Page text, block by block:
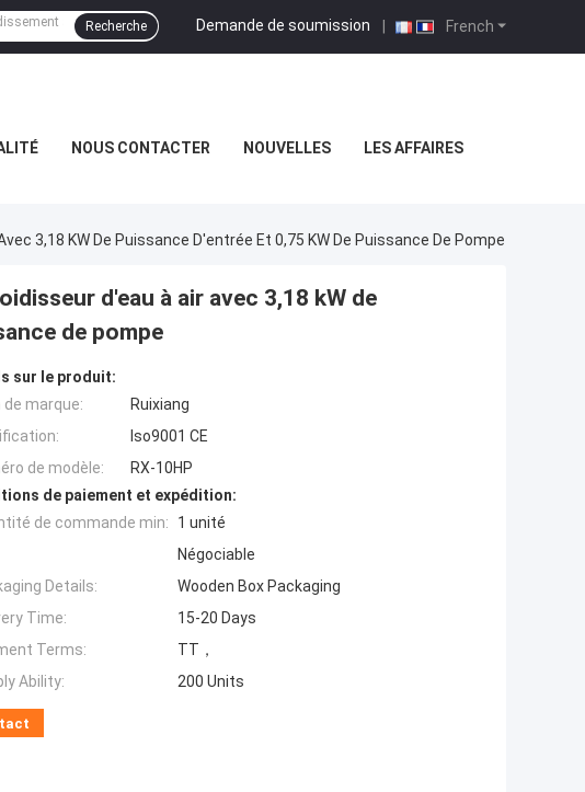
French
Demande de soumission |
Recherche
NOUS CONTACTER NOUVELLES LES AFFAIRES
3,18 KW De Puissance D'entrée Et 0,75 KW De Puissance De Pompe
d'eau à air avec 3,18 kW de
de pompe
sur le produit:
de marque:
Ruixiang
Iso9001 CE
de modèle:
RX-10HP
de paiement et expédition:
de commande min:
1 unité
Négociable
Details:
Wooden Box Packaging
Time:
15-20 Days
Terms:
TT，
Ability:
200 Units